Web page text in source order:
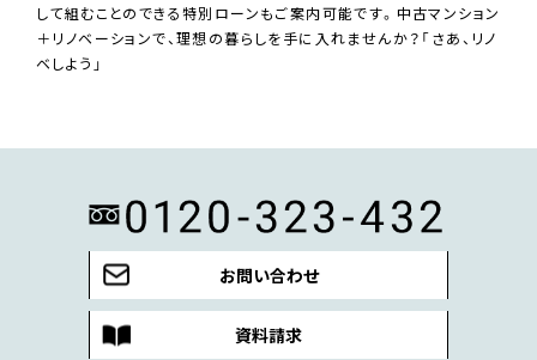
して組むことのできる特別ローンもご案内可能です。中古マンション
＋リノベーションで、理想の暮らしを手に入れませんか？「さあ、リノ
ベしよう」
お問い合わせ
資料請求